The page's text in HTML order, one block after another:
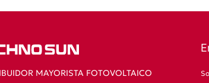
MAYORISTA FOTOVOLTAICO